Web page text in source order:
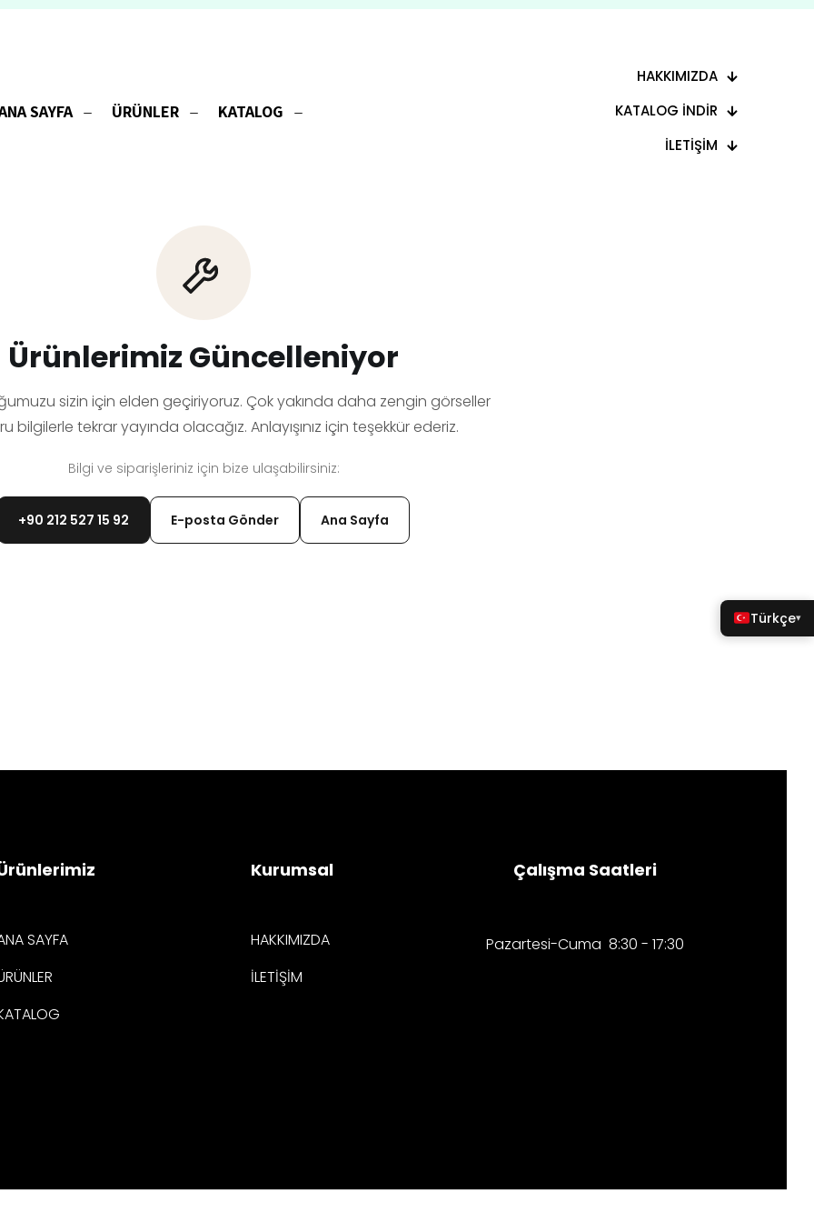
SAYFA ÜRÜNLER KATALOG
HAKKIMIZDA
KATALOG İNDİR
İLETİŞİM
Ürünlerimiz Güncelleniyor
sizin için elden geçiriyoruz. Çok yakında daha zengin görseller
bilgilerle tekrar yayında olacağız. Anlayışınız için teşekkür ederiz.
Bilgi ve siparişleriniz için bize ulaşabilirsiniz:
+90 212 527 15 92 E-posta Gönder Ana Sayfa
SAYFA
Kurumsal
HAKKIMIZDA
İLETİŞİM
Çalışma Saatleri
Pazartesi-Cuma 8:30 - 17:30​​
Türkçe▾